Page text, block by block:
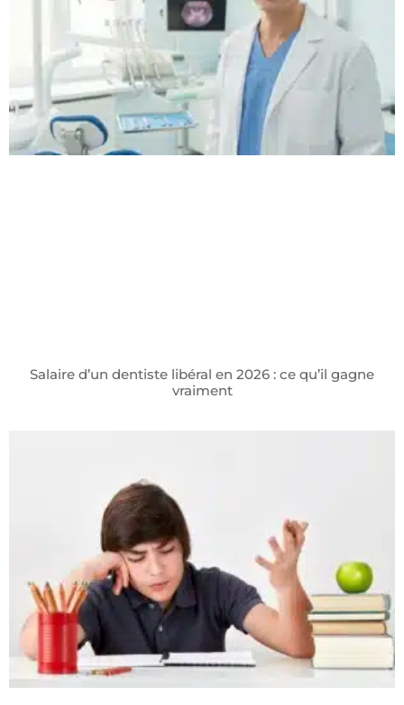
Salaire d’un dentiste libéral en 2026 : ce qu’il gagne
vraiment